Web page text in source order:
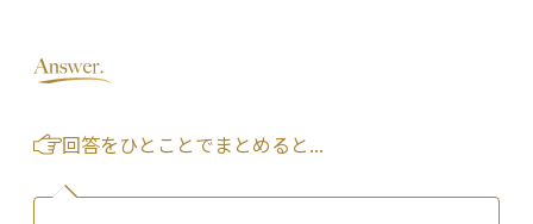
回答をひとことでまとめると...